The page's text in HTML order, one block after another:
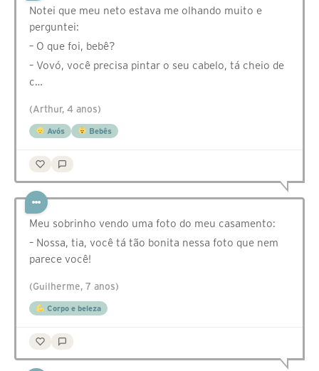
Notei que meu neto estava me olhando muito e
perguntei:
– O que foi, bebê?
– Vovó, você precisa pintar o seu cabelo, tá cheio de
c…
(Arthur, 4 anos)
Avós Bebês
Meu sobrinho vendo uma foto do meu casamento:
– Nossa, tia, você tá tão bonita nessa foto que nem
parece você!
(Guilherme, 7 anos)
Corpo e beleza